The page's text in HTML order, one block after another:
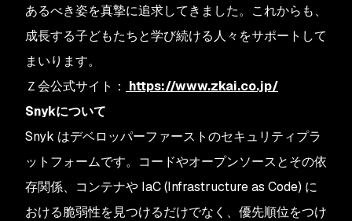
あるべき姿を真摯に追求してきました。これからも、
成長する子どもたちと学び続ける人々をサポートして
まいります。
Ｚ会公式サイト： https://www.zkai.co.jp/
Snykについて
Snyk はデベロッパーファーストのセキュリティプラ
ットフォームです。コードやオープンソースとその依
存関係、コンテナや IaC (Infrastructure as Code) に
おける脆弱性を見つけるだけでなく、優先順位をつけ